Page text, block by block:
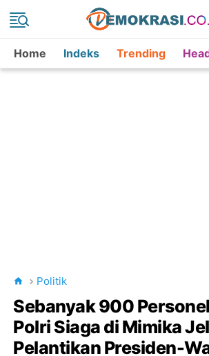
Home Indeks Trending
Politik
Sebanyak 900
Polri Siaga di Mimika
Pelantikan Presiden-